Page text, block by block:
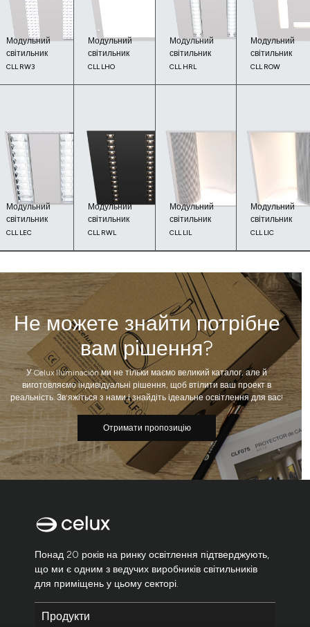
Модульний
світильник
CLL RW3
Модульний
світильник
CLL LHO
Модульний
світильник
CLL HRL
Модульний
світильник
CLL ROW
Модульний
світильник
CLL LEC
Модульний
світильник
CLL RWL
Модульний
світильник
CLL LIL
Модульний
світильник
CLL LIC
Не можете знайти потрібне
вам рішення?
У Celux Iluminación ми не тільки маємо великий каталог, але й
виготовляємо індивідуальні рішення, щоб втілити ваш проект в
реальність. Зв'яжіться з нами і знайдіть ідеальне освітлення для вас!
Отримати пропозицію
Понад 20 років на ринку освітлення підтверджують,
що ми є одним з ведучих виробників світильників
для приміщень у цьому секторі.
Продукти